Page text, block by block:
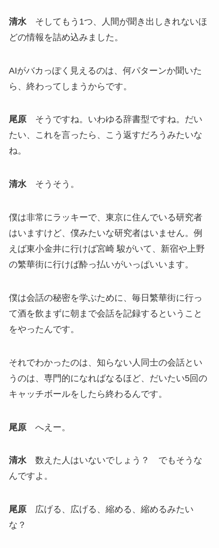
清水そしてもう1つ、人間が聞き出しきれないほ
どの情報を詰め込みました。
AIがバカっぽく見えるのは、何パターンか聞いた
ら、終わってしまうからです。
尾原そうですね。いわゆる辞書型ですね。だい
たい、これを言ったら、こう返すだろうみたいな
ね。
清水そうそう。
僕は非常にラッキーで、東京に住んでいる研究者
はいますけど、僕みたいな研究者はいません。例
えば東小金井に行けば宮崎 駿がいて、新宿や上野
の繁華街に行けば酔っ払いがいっぱいいます。
僕は会話の秘密を学ぶために、毎日繁華街に行っ
て酒を飲まずに朝まで会話を記録するということ
をやったんです。
それでわかったのは、知らない人同士の会話とい
うのは、専門的になればなるほど、だいたい5回の
キャッチボールをしたら終わるんです。
尾原へえー。
清水数えた人はいないでしょう？ でもそうな
んですよ。
尾原広げる、広げる、縮める、縮めるみたい
な？